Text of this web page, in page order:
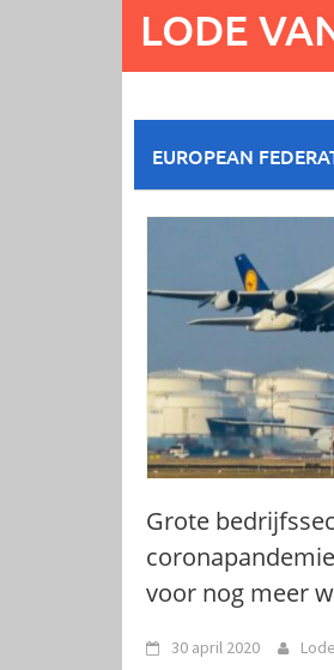
LODE
EUROPEAN
Grote
voor nog meer
30 april 2020